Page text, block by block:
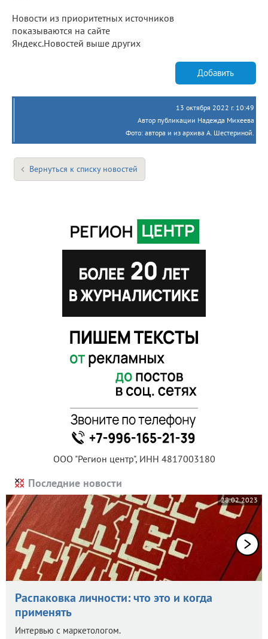
Новости из приоритетных источников
показываются на сайте
Яндекс.Новостей выше других
Добавить
13 октября 2022 г. 10:49
Автор публикации Надежда Михеева
Фото: автора и из архива А. Шестериной.
Вернуться к списку новостей
ООО "Регион центр", ИНН 4817003180
Последние новости
28.02.2023
Распаковка личности: что это и когда
применять
Интервью с маркетологом.